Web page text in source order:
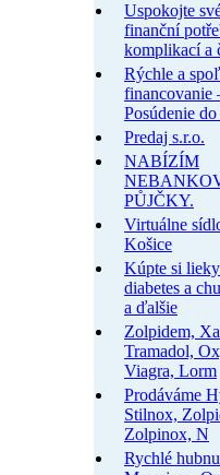
Uspokojte
finanční
komplikací a
Rýchle a
financovanie
Posúdenie
Predaj s.r.o.
NABÍZÍM
PŮJČKY.
Virtuálne
Košice
Kúpte si
diabetes a
a ďalšie
Zolpidem,
Tramadol,
Viagra, Lorm
Prodáváme
Stilnox,
Zolpinox, N
Rychlé